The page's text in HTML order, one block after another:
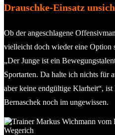
Drauschke-Einsatz
Ob der angeschlagene
vielleicht doch wieder eine Option
„Der Junge ist ein
Sportarten. Da halte ich nichts für
aber keine endgültige Klarheit“,
Bernaschek noch im ungewissen.